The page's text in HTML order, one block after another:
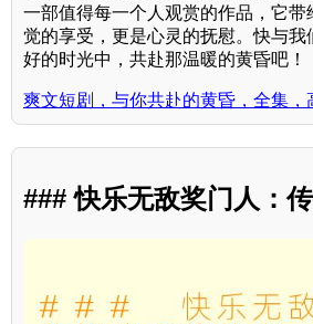
一部值得每一个人观赏的作品，它带
觉的享受，更是心灵的抚慰。快与我
好的时光中，共赴那温暖的黄昏吧！
爽文短剧，与你共赴的黄昏，全集，
### 快乐无敌奖门人：